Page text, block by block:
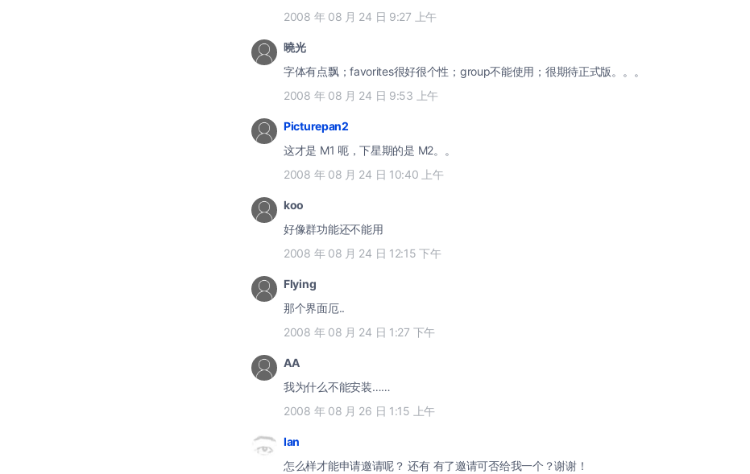
2008 年 08 月 24 日 9:27 上午
曉光
字体有点飘；favorites很好很个性；group不能使用；很期待正式版。。。
2008 年 08 月 24 日 9:53 上午
Picturepan2
这才是 M1 呃，下星期的是 M2。。
2008 年 08 月 24 日 10:40 上午
koo
好像群功能还不能用
2008 年 08 月 24 日 12:15 下午
Flying
那个界面厄..
2008 年 08 月 24 日 1:27 下午
AA
我为什么不能安装……
2008 年 08 月 26 日 1:15 上午
Ian
怎么样才能申请邀请呢？ 还有 有了邀请可否给我一个？谢谢！